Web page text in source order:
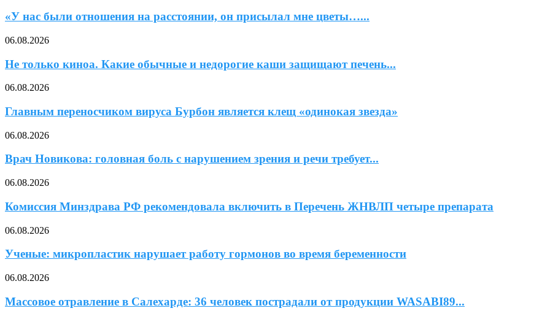
«У нас были отношения на расстоянии, он присылал мне цветы…...
06.08.2026
Не только киноа. Какие обычные и недорогие каши защищают печень...
06.08.2026
Главным переносчиком вируса Бурбон является клещ «одинокая звезда»
06.08.2026
Врач Новикова: головная боль с нарушением зрения и речи требует...
06.08.2026
Комиссия Минздрава РФ рекомендовала включить в Перечень ЖНВЛП четыре препарата
06.08.2026
Ученые: микропластик нарушает работу гормонов во время беременности
06.08.2026
Массовое отравление в Салехарде: 36 человек пострадали от продукции WASABI89...